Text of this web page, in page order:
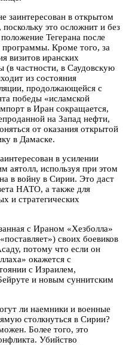
заинтересован в открытом
это осложнит и без
Тегерана после
программы. Кроме того, за
визитов иранских
(в частности, в Саудовскую
из состояния
продолжающейся с
победы «исламской
в Иран сокращается,
на Запад нефти,
от оказания открытой
в Дамаске.
в усилении
аятолл, используя при этом
в войну в Сирии. Это даст
НАТО, а также для
и стратегических
с Ираном «Хезболла»
своих боевиков
потому что если он
окажется с
с Израилем,
и новым суннитским
ли наемники и военные
столкнуться в Сирии?
Более того, это
Убийство